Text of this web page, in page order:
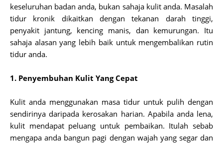
keseluruhan badan anda, bukan sahaja kulit anda. Masalah
tidur kronik dikaitkan dengan tekanan darah tinggi,
penyakit jantung, kencing manis, dan kemurungan. Itu
sahaja alasan yang lebih baik untuk mengembalikan rutin
tidur anda.
1. Penyembuhan Kulit Yang Cepat
Kulit anda menggunakan masa tidur untuk pulih dengan
sendirinya daripada kerosakan harian. Apabila anda lena,
kulit mendapat peluang untuk pembaikan. Itulah sebab
mengapa anda bangun pagi dengan wajah yang segar dan